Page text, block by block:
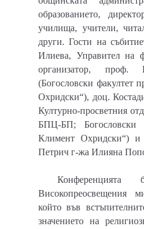
образованието,
училища, учители,
други. Гости на
Илиева, Управител на
организатор, проф.
(Богословски
Охридски“), доц.
Културно-просветния
БПЦ-БП;
Климент Охридски“)
Петрич г-жа Илияна
Високопреосвещения
който във
значението на